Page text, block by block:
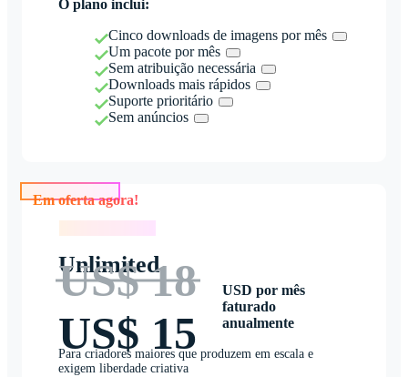
O plano inclui:
Cinco downloads de imagens por mês
Um pacote por mês
Sem atribuição necessária
Downloads mais rápidos
Suporte prioritário
Sem anúncios
Unlimited
US$ 18
US$ 15
USD por mês
faturado
anualmente
Para criadores maiores que produzem em escala e
exigem liberdade criativa